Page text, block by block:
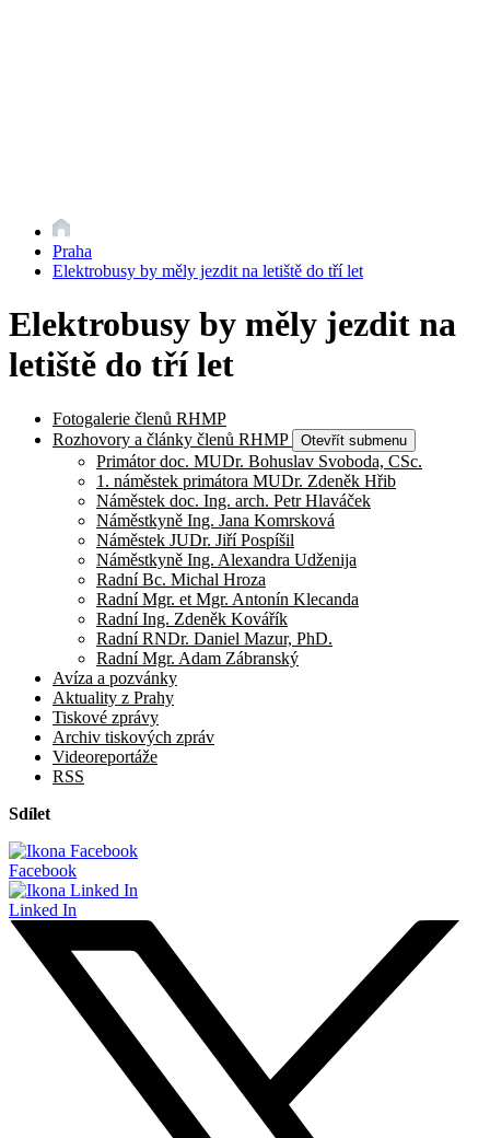
Praha
Elektrobusy by měly jezdit na letiště do tří let
Elektrobusy by měly jezdit na
letiště do tří let
Fotogalerie členů RHMP
Rozhovory a články členů RHMP
Otevřít submenu
Primátor doc. MUDr. Bohuslav Svoboda, CSc.
1. náměstek primátora MUDr. Zdeněk Hřib
Náměstek doc. Ing. arch. Petr Hlaváček
Náměstkyně Ing. Jana Komrsková
Náměstek JUDr. Jiří Pospíšil
Náměstkyně Ing. Alexandra Udženija
Radní Bc. Michal Hroza
Radní Mgr. et Mgr. Antonín Klecanda
Radní Ing. Zdeněk Kovářík
Radní RNDr. Daniel Mazur, PhD.
Radní Mgr. Adam Zábranský
Avíza a pozvánky
Aktuality z Prahy
Tiskové zprávy
Archiv tiskových zpráv
Videoreportáže
RSS
Sdílet
Facebook
Linked In